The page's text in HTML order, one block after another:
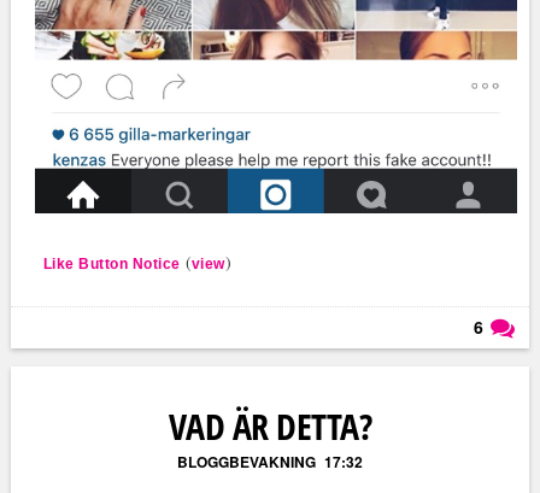
Like Button Notice (view)
6
VAD ÄR DETTA?
BLOGGBEVAKNING 17:32